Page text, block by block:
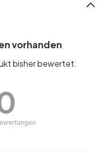
vorhanden
bisher bewertet.